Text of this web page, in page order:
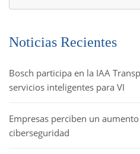
Noticias Recientes
Bosch participa en la IAA
servicios inteligentes para VI
Empresas perciben un
ciberseguridad